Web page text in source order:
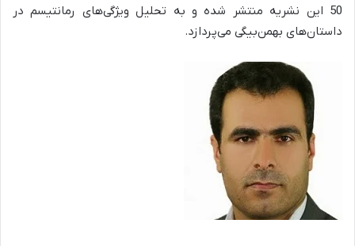
50 این نشریه منتشر شده و به تحلیل ویژگی‌های رمانتیسم در
داستان‌های بهمن‌بیگی می‌پردازد.